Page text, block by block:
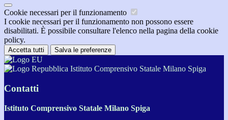
Cookie necessari per il funzionamento
I cookie necessari per il funzionamento non possono essere
disabilitati. È possibile consultare l'elenco nella pagina della cookie
policy.
Accetta tutti Salva le preferenze
Istituto Comprensivo Statale Milano Spiga
Contatti
Istituto Comprensivo Statale Milano Spiga